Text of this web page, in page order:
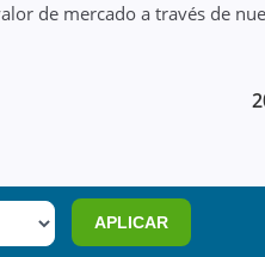
de mercado a través de
APLICAR